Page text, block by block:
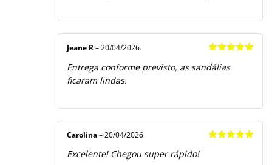
de 5
Jeane R – 20/04/2026
Entrega conforme previsto, as sandálias
ficaram lindas.
Carolina – 20/04/2026
Excelente! Chegou super rápido!